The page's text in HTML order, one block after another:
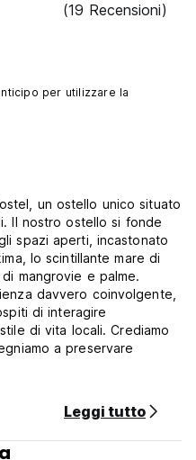
(19 Recensioni)
per utilizzare la
un ostello unico situato
Il nostro ostello si fonde
spazi aperti, incastonato
lo scintillante mare di
mangrovie e palme.
davvero coinvolgente,
di interagire
di vita locali. Crediamo
a preservare
piccola cucina per
e un proiettore
il tuo laptop, freccette
Leggi tutto